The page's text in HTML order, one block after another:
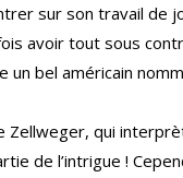
sur son travail de
avoir tout sous
bel américain
qui
de l’intrigue !